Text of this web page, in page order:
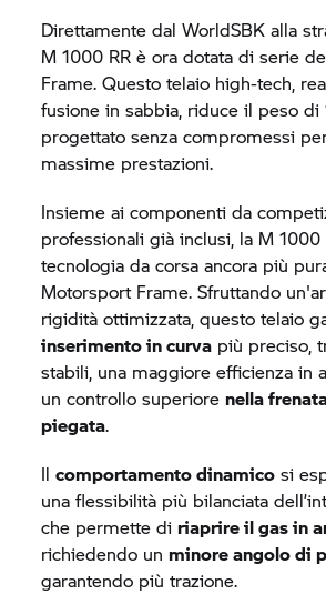
Direttamente dal WorldSBK alla
M 1000 RR è ora dotata di serie
Frame. Questo telaio high-tech,
fusione in sabbia, riduce il peso di
progettato senza compromessi
massime prestazioni.
Insieme ai componenti da
professionali già inclusi, la M 1000
tecnologia da corsa ancora più
Motorsport Frame. Sfruttando
rigidità ottimizzata, questo telaio
inserimento in curva più preciso,
stabili, una maggiore efficienza in
un controllo superiorenella
piegata.
Ilcomportamento dinamico si
una flessibilità più bilanciata
che permette diriaprire il gas in
richiedendo unminore angolo di
garantendo più trazione.